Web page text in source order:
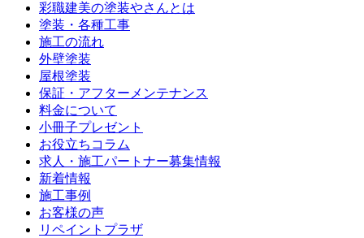
彩職建美の塗装やさんとは
塗装・各種工事
施工の流れ
外壁塗装
屋根塗装
保証・アフターメンテナンス
料金について
小冊子プレゼント
お役立ちコラム
求人・施工パートナー募集情報
新着情報
施工事例
お客様の声
リペイントプラザ